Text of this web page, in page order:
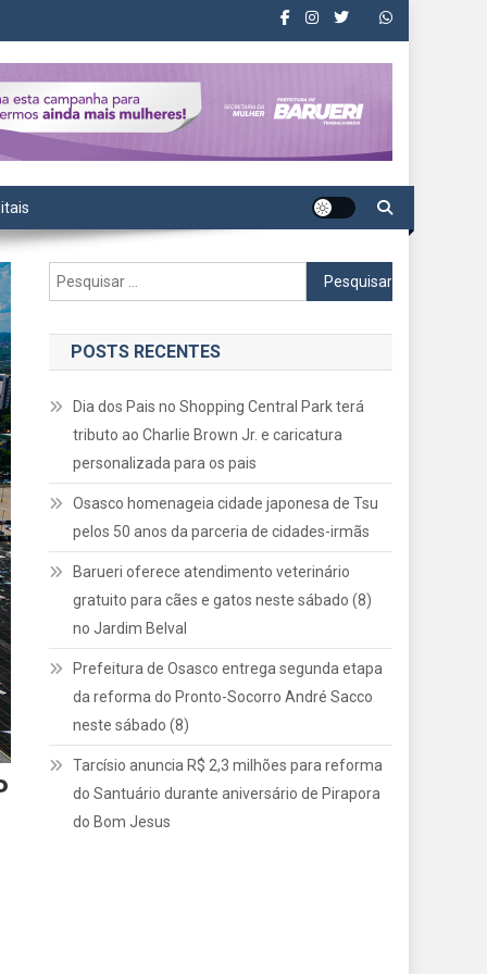
Pesquisar
por:
POSTS RECENTES
Dia dos Pais no Shopping Central Park terá
tributo ao Charlie Brown Jr. e caricatura
personalizada para os pais
Osasco homenageia cidade japonesa de Tsu
pelos 50 anos da parceria de cidades-irmãs
Barueri oferece atendimento veterinário
gratuito para cães e gatos neste sábado (8)
no Jardim Belval
Prefeitura de Osasco entrega segunda etapa
da reforma do Pronto-Socorro André Sacco
neste sábado (8)
Tarcísio anuncia R$ 2,3 milhões para reforma
do Santuário durante aniversário de Pirapora
do Bom Jesus